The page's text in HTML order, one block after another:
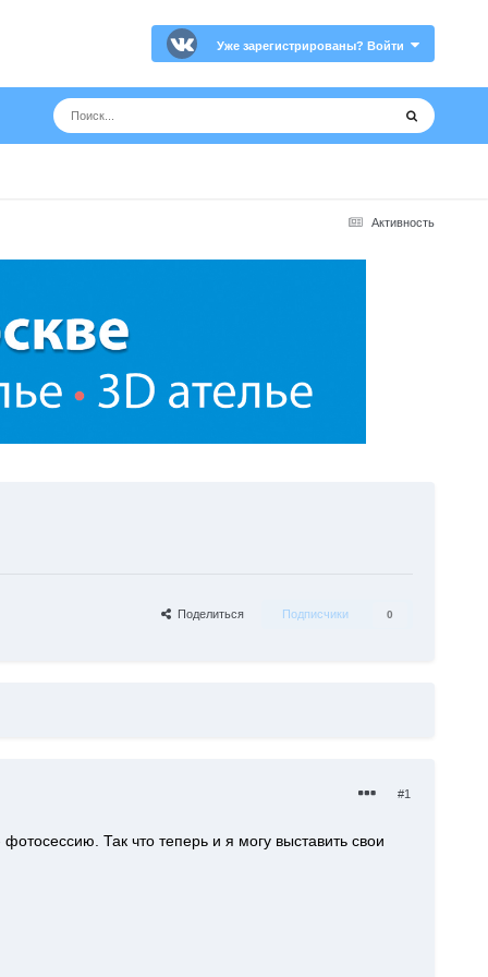
Уже зарегистрированы? Войти
Активность
Поделиться Подписчики 0
#1
Так что теперь и я могу выставить свои